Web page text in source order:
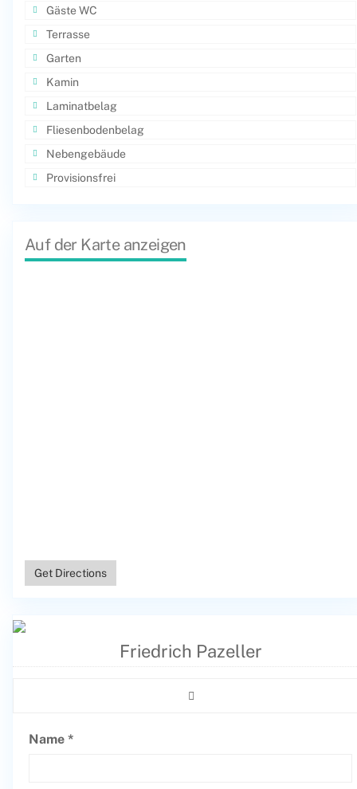
Gäste WC
Terrasse
Garten
Kamin
Laminatbelag
Fliesenbodenbelag
Nebengebäude
Provisionsfrei
Auf der Karte anzeigen
Get Directions
Friedrich Pazeller
Name *